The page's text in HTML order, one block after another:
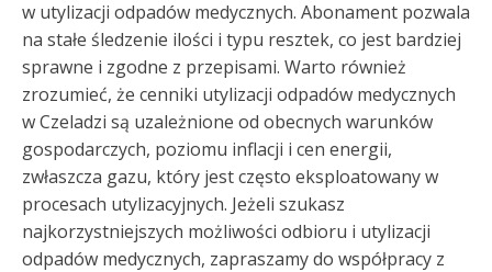
w utylizacji odpadów medycznych. Abonament pozwala
na stałe śledzenie ilości i typu resztek, co jest bardziej
sprawne i zgodne z przepisami. Warto również
zrozumieć, że cenniki utylizacji odpadów medycznych
w Czeladzi są uzależnione od obecnych warunków
gospodarczych, poziomu inflacji i cen energii,
zwłaszcza gazu, który jest często eksploatowany w
procesach utylizacyjnych. Jeżeli szukasz
najkorzystniejszych możliwości odbioru i utylizacji
odpadów medycznych, zapraszamy do współpracy z